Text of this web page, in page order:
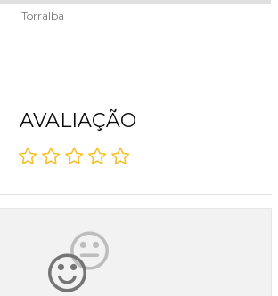
Torralba
AVALIAÇÃO